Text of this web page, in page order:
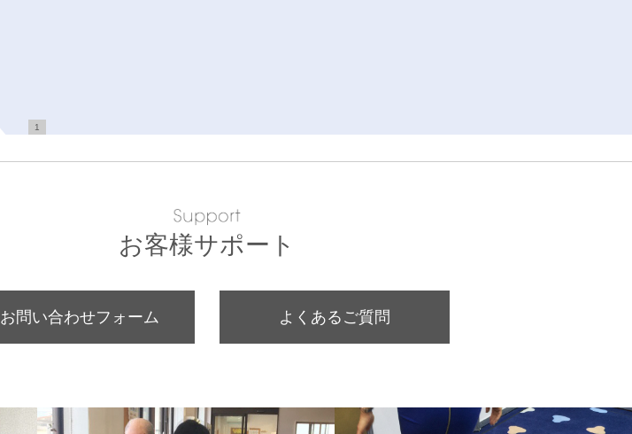
1
お客様サポート
お問い合わせフォーム よくあるご質問